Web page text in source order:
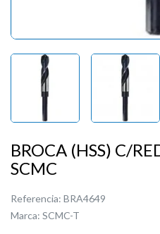
BROCA (HSS) C/
SCMC
Referencia: BRA4649
Marca: SCMC-T